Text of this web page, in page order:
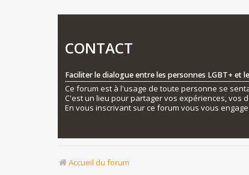
CONTACT
Faciliter le dialogue entre les personnes LGBT+ et
Ce forum est à l'usage de toute personne se
C'est un lieu pour partager vos expériences, vos
En vous inscrivant sur ce forum vous vous
Accueil du forum